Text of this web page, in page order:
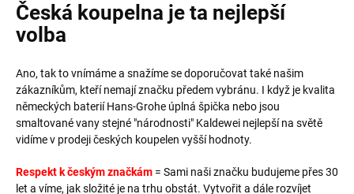
Česká koupelna je ta nejlepší
volba
Ano, tak to vnímáme a snažíme se doporučovat také našim
zákazníkům, kteří nemají značku předem vybránu. I když je kvalita
německých baterií Hans-Grohe úplná špička nebo jsou
smaltované vany stejné "národnosti" Kaldewei nejlepší na světě
vidíme v prodeji českých koupelen vyšší hodnoty.
Respekt k českým značkám = Sami naši značku budujeme přes 30
let a víme, jak složité je na trhu obstát. Vytvořit a dále rozvíjet